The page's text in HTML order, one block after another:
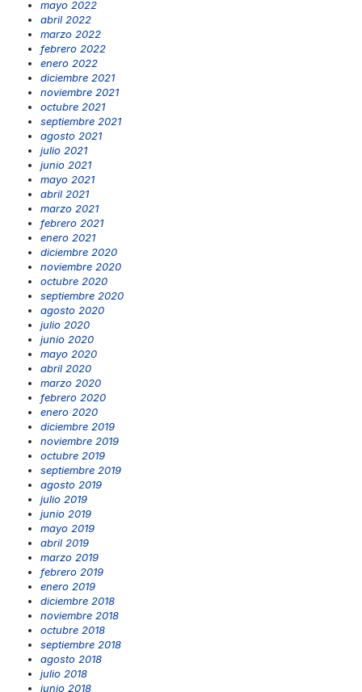
mayo 2022
abril 2022
marzo 2022
febrero 2022
enero 2022
diciembre 2021
noviembre 2021
octubre 2021
septiembre 2021
agosto 2021
julio 2021
junio 2021
mayo 2021
abril 2021
marzo 2021
febrero 2021
enero 2021
diciembre 2020
noviembre 2020
octubre 2020
septiembre 2020
agosto 2020
julio 2020
junio 2020
mayo 2020
abril 2020
marzo 2020
febrero 2020
enero 2020
diciembre 2019
noviembre 2019
octubre 2019
septiembre 2019
agosto 2019
julio 2019
junio 2019
mayo 2019
abril 2019
marzo 2019
febrero 2019
enero 2019
diciembre 2018
noviembre 2018
octubre 2018
septiembre 2018
agosto 2018
julio 2018
junio 2018